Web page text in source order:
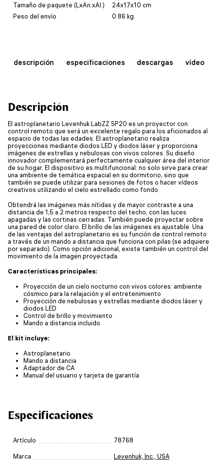
Tamaño de paquete (LxAn.xAl.)
24x17x10 cm
Peso del envío
0.86 kg
descripción especificaciones descargas vídeo
Descripción
El astroplanetario Levenhuk LabZZ SP20 es un proyector con
control remoto que será un excelente regalo para los aficionados al
espacio de todas las edades. El astroplanetario realiza
proyecciones mediante diodos LED y diodos láser y proporciona
imágenes de estrellas y nebulosas con vivos colores. Su diseño
innovador complementará perfectamente cualquier área del interior
de su hogar. El dispositivo es multifuncional: no solo sirve para crear
una ambiente de temática espacial en su dormitorio, sino que
también se puede utilizar para sesiones de fotos o hacer vídeos
creativos utilizando el cielo estrellado como fondo.
Obtendrá las imágenes más nítidas y de mayor contraste a una
distancia de 1,5 a 2 metros respecto del techo, con las luces
apagadas y las cortinas cerradas. También puede proyectar sobre
una pared de color claro. El brillo de las imágenes es ajustable. Una
de las ventajas del astroplanetario es su función de control remoto
a través de un mando a distancia que funciona con pilas (se adquiere
por separado). Como opción adicional, existe también un control del
movimiento de la imagen proyectada.
Características principales:
Proyección de un cielo nocturno con vivos colores: ambiente
cósmico para la relajación y el entretenimiento
Proyección de nebulosas y estrellas mediante diodos láser y
diodos LED
Control de brillo y movimiento
Mando a distancia incluido
El kit incluye:
Astroplanetario
Mando a distancia
Adaptador de CA
Manual del usuario y tarjeta de garantía
Especificaciones
Artículo 78768
Marca Levenhuk, Inc., USA